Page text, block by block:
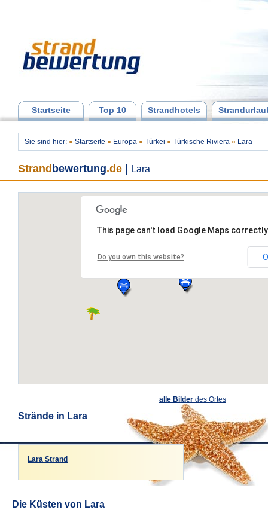
Startseite Top 10 Strandhotels
Sie sind hier: » Startseite » Europa » Türkei » Türkische Riviera » Lara
Strand bewertung.de Lara
This page can't load Google Maps
Do you own this website?
alle Bilder des Ortes
Strände in Lara
Lara Strand
Die Küsten von Lara